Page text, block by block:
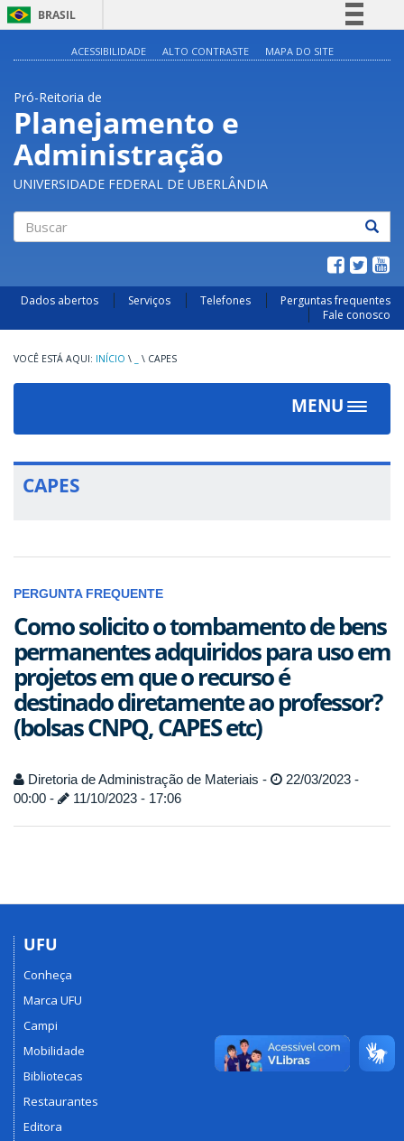
BRASIL
Acesso à informação
ACESSIBILIDADE ALTO CONTRASTE MAPA DO SITE
Pró-Reitoria de
Planejamento e
Administração
UNIVERSIDADE FEDERAL DE UBERLÂNDIA
Dados abertos Serviços Telefones
Perguntas frequentes
Fale conosco
INÍCIO \ \ CAPES
MENU
Toggle
CAPES
PERGUNTA FREQUENTE
Como solicito o tombamento de bens
permanentes adquiridos para uso em
projetos em que o recurso é
destinado diretamente ao professor?
(bolsas CNPQ, CAPES etc)
Diretoria de Administração de Materiais -
22/03/2023 -
00:00 -
11/10/2023 - 17:06
UFU
Conheça
Marca UFU
Campi
Mobilidade
Bibliotecas
Restaurantes
Editora